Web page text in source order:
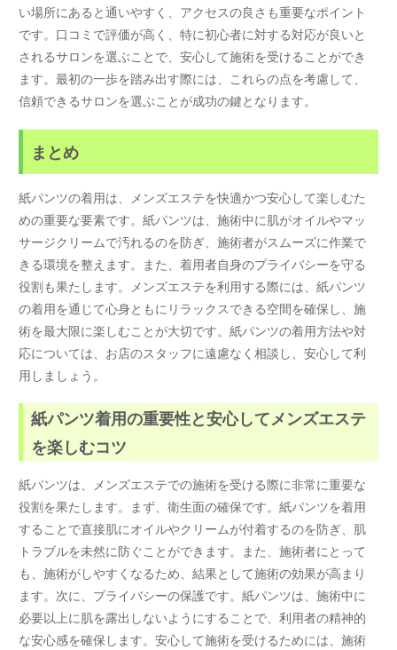
い場所にあると通いやすく、アクセスの良さも重要なポイント
です。口コミで評価が高く、特に初心者に対する対応が良いと
されるサロンを選ぶことで、安心して施術を受けることができ
ます。最初の一歩を踏み出す際には、これらの点を考慮して、
信頼できるサロンを選ぶことが成功の鍵となります。
まとめ
紙パンツの着用は、メンズエステを快適かつ安心して楽しむた
めの重要な要素です。紙パンツは、施術中に肌がオイルやマッ
サージクリームで汚れるのを防ぎ、施術者がスムーズに作業で
きる環境を整えます。また、着用者自身のプライバシーを守る
役割も果たします。メンズエステを利用する際には、紙パンツ
の着用を通じて心身ともにリラックスできる空間を確保し、施
術を最大限に楽しむことが大切です。紙パンツの着用方法や対
応については、お店のスタッフに遠慮なく相談し、安心して利
用しましょう。
紙パンツ着用の重要性と安心してメンズエステ
を楽しむコツ
紙パンツは、メンズエステでの施術を受ける際に非常に重要な
役割を果たします。まず、衛生面の確保です。紙パンツを着用
することで直接肌にオイルやクリームが付着するのを防ぎ、肌
トラブルを未然に防ぐことができます。また、施術者にとって
も、施術がしやすくなるため、結果として施術の効果が高まり
ます。次に、プライバシーの保護です。紙パンツは、施術中に
必要以上に肌を露出しないようにすることで、利用者の精神的
な安心感を確保します。安心して施術を受けるためには、施術